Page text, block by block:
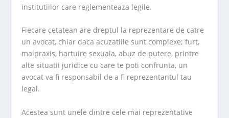
institutiilor care reglementeaza legile.
Fiecare cetatean are dreptul la reprezentare de catre
un avocat, chiar daca acuzatiile sunt complexe; furt,
malpraxis, hartuire sexuala, abuz de putere, printre
alte situatii juridice cu care te poti confrunta, un
avocat va fi responsabil de a fi reprezentantul tau
legal.
Acestea sunt unele dintre cele mai reprezentative